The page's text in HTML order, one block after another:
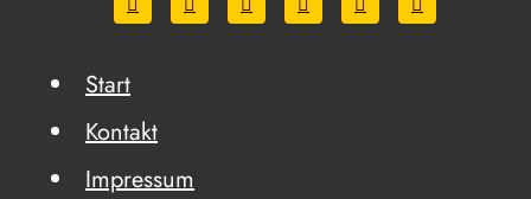
Start
Kontakt
Impressum